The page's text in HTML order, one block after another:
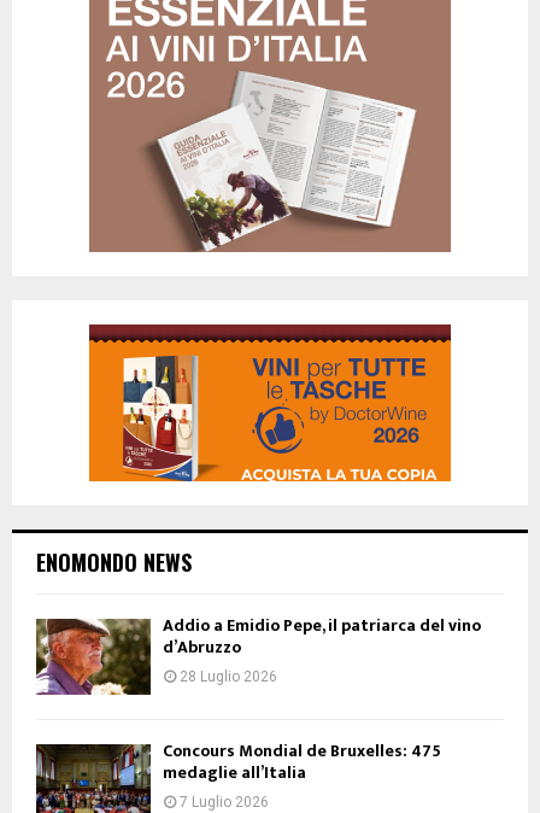
ENOMONDO NEWS
Addio a Emidio Pepe, il patriarca del vino
d’Abruzzo
28 Luglio 2026
Concours Mondial de Bruxelles: 475
medaglie all’Italia
7 Luglio 2026